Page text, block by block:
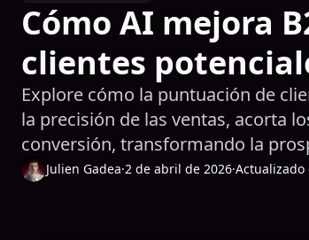
Cómo AI mejora
clientes
Explore cómo la puntuación de
la precisión de las ventas, acorta
conversión, transformando la
Julien Gadea·2 de abril de 2026·Actualizado